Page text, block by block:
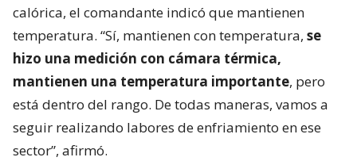
calórica, el comandante indicó que mantienen
temperatura. “Sí, mantienen con temperatura, se
hizo una medición con cámara térmica,
mantienen una temperatura importante, pero
está dentro del rango. De todas maneras, vamos a
seguir realizando labores de enfriamiento en ese
sector”, afirmó.